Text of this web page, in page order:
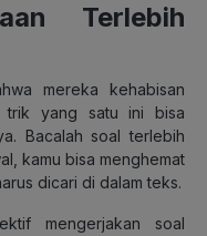
Terlebih
mereka kehabisan
trik yang satu ini bisa
Bacalah soal terlebih
kamu bisa menghemat
dicari di dalam teks.
mengerjakan soal